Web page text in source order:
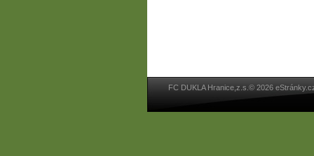
FC DUKLA Hranice,z.s.© 2026